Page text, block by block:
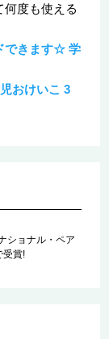
度も使える
できます☆ 学
おけいこ 3
ショナル・ペア
受賞!